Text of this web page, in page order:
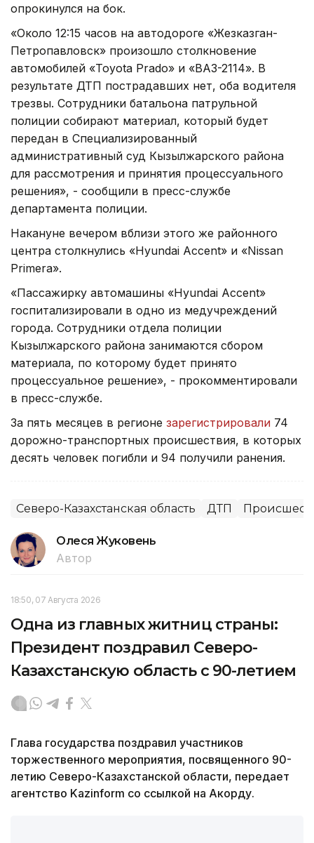
опрокинулся на бок.
«Около 12:15 часов на автодороге «Жезказган-
Петропавловск» произошло столкновение
автомобилей «Toyota Prado» и «ВАЗ-2114». В
результате ДТП пострадавших нет, оба водителя
трезвы. Сотрудники батальона патрульной
полиции собирают материал, который будет
передан в Специализированный
административный суд Кызылжарского района
для рассмотрения и принятия процессуального
решения», - сообщили в пресс-службе
департамента полиции.
Накануне вечером вблизи этого же районного
центра столкнулись «Hyundai Accent» и «Nissan
Primera».
«Пассажирку автомашины «Hyundai Accent»
госпитализировали в одно из медучреждений
города. Сотрудники отдела полиции
Кызылжарского района занимаются сбором
материала, по которому будет принято
процессуальное решение», - прокомментировали
в пресс-службе.
За пять месяцев в регионе зарегистрировали 74
дорожно-транспортных происшествия, в которых
десять человек погибли и 94 получили ранения.
Северо-Казахстанская область ДТП
Олеся Жуковень
Автор
18:50, 07 Августа 2026
Одна из главных житниц страны:
Президент поздравил Северо-
Казахстанскую область с 90-летием
Глава государства поздравил участников
торжественного мероприятия, посвященного 90-
летию Северо-Казахстанской области, передает
агентство Kazinform со ссылкой на Акорду.